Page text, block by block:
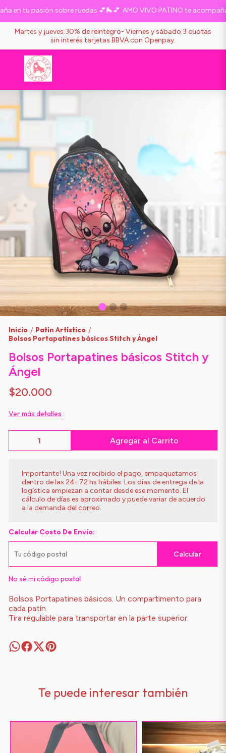
en tu pasión sobre ruedas 💕🛼💕 AMO VIVO PATINO te
Martes y jueves 30% de reintegro- Viernes y sábado 3 cuotas
sin interés tarjetas BBVA con Openpay.
Inicio / Patín Artístico /
Bolsos Portapatines básicos Stitch y Ángel
Bolsos Portapatines básicos Stitch y
Ángel
$20.000
Ver más detalles
Agregar al Carrito
Importante! Una vez recibido el pago, empaquetamos
dentro de las 24- 72 hs hábiles. Los días de entrega de la
logística empiezan a contar desde ese momento. El
cálculo de días es aproximado y puede variar de acuerdo
a la demanda del correo.
Calcular Costo De Envío:
Calcular
No sé mi código postal
Bolsos Portapatines básicos. Un compartimento para
cada patín
Tira regulable para transportar en la parte superior.
Te puede interesar también